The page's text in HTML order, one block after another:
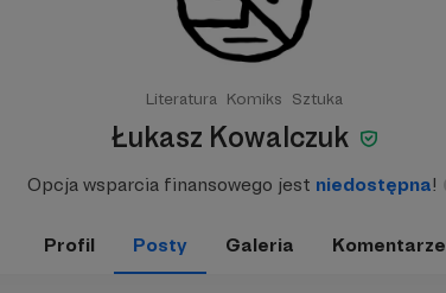
Literatura Komiks Sztuka
Łukasz Kowalczuk
Opcja wsparcia finansowego jest niedostępna!
Profil Posty Galeria Komentarze